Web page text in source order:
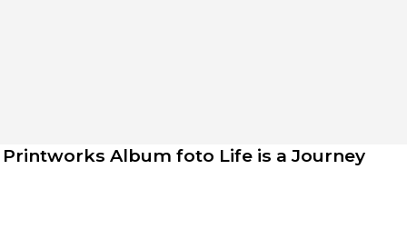
Printworks Album foto Life is a Journey